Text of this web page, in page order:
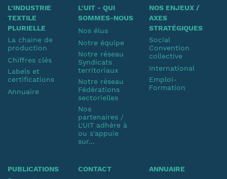
L'INDUSTRIE
TEXTILE
PLURIELLE
La chaine de
production
Chiffres clés
Labels et
certifications
Annuaire
L'UIT - QUI
SOMMES-NOUS
Nos élus
Notre équipe
Notre réseau
Syndicats
territoriaux
Notre réseau
Fédérations
sectorielles
Nos
partenaires /
L'UIT adhère à
ou s'appuie
sur...
NOS ENJEUX /
AXES
STRATÉGIQUES
Social
Convention
collective
International
Emploi-
Formation
PUBLICATIONS
CONTACT ANNUAIRE